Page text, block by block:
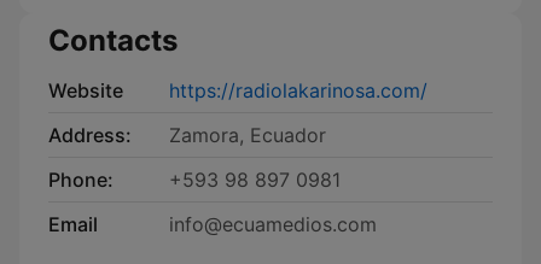
Contacts
Website
https://radiolakarinosa.com/
Address:
Zamora, Ecuador
Phone:
+593 98 897 0981
Email
info@ecuamedios.com